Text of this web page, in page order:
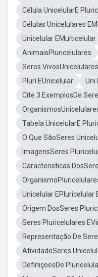
Célula UnicelularE
Células Unicelulares
Unicelular EMulticelular
AnimaisPluricelulares
Seres
Pluri EUnicelular
Uni
Cite 3 ExemplosDe
Tabela UnicelularE
O Que SãoSeres
ImagensSeres
Caracteristicas
Unicelular EPluricelular
Origem DosSeres
Seres Pluricelulares
Representação De
AtividadeSeres
DefiniçoesDe